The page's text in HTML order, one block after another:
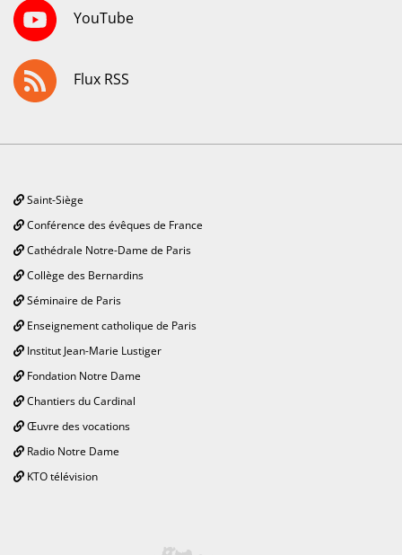
YouTube
Flux RSS
Saint-Siège
Conférence des évêques de France
Cathédrale Notre-Dame de Paris
Collège des Bernardins
Séminaire de Paris
Enseignement catholique de Paris
Institut Jean-Marie Lustiger
Fondation Notre Dame
Chantiers du Cardinal
Œuvre des vocations
Radio Notre Dame
KTO télévision